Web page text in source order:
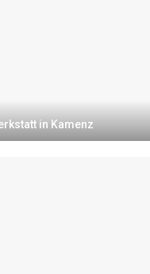
in Kamenz